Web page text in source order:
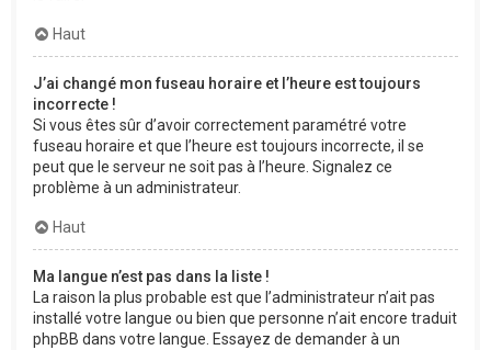
Haut
J’ai changé mon fuseau horaire et l’heure est toujours
incorrecte !
Si vous êtes sûr d’avoir correctement paramétré votre
fuseau horaire et que l’heure est toujours incorrecte, il se
peut que le serveur ne soit pas à l’heure. Signalez ce
problème à un administrateur.
Haut
Ma langue n’est pas dans la liste !
La raison la plus probable est que l’administrateur n’ait pas
installé votre langue ou bien que personne n’ait encore traduit
phpBB dans votre langue. Essayez de demander à un